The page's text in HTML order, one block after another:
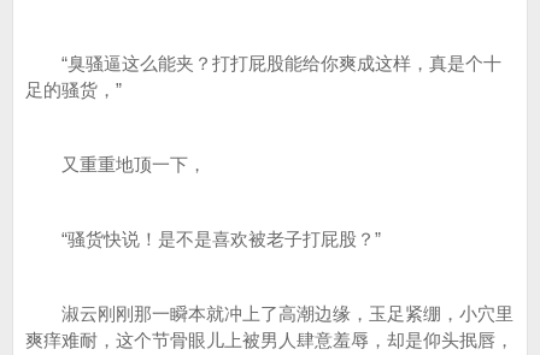
“臭骚逼这么能夹？打打屁股能给你爽成这样，真是个十
足的骚货，”
又重重地顶一下，
“骚货快说！是不是喜欢被老子打屁股？”
淑云刚刚那一瞬本就冲上了高潮边缘，玉足紧绷，小穴里
爽痒难耐，这个节骨眼儿上被男人肆意羞辱，却是仰头抿唇，